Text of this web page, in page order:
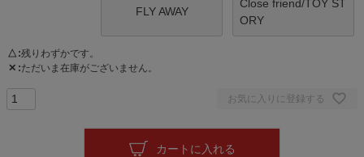
FLY AWAY
Close friend/TOY ST
ORY
△ 残りわずかです。
✕ ただいま在庫がございません。
お気に入りに登録する
カートに入れる